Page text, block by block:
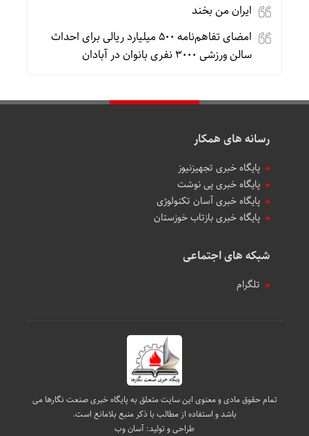
ایران من بخند
امضای تفاهم‌نامه ۵۰۰ میلیارد ریالی برای احداث
سالن ورزشی ۳۰۰۰ نفری بانوان در آبادان
رسانه های همکار
پایگاه خبری تجهیزنیوز
پایگاه خبری پی نوشت
پایگاه خبری آسان تکنولوژی
پایگاه خبری بازتاب خوزستان
شبکه های اجتماعی
تلگرام
تمام حقوق مادی و معنوی این سایت متعلق به پایگاه خبری صنعت نگارها می
باشد و استفاده از مطالب با ذکر منبع بلامانع است.
طراحی و تولید:آسان وب